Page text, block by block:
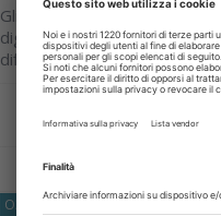
Gli autori hanno
digitalizzazione e
differenti connessioni
O33 CONSERVATIVA 20 Luglio